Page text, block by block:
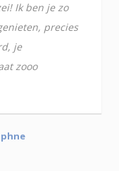
Ik ben je zo
precies
je
zooo